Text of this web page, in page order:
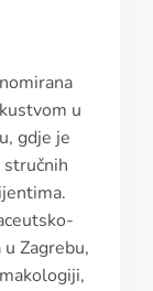
u
gdje je
Zagrebu,